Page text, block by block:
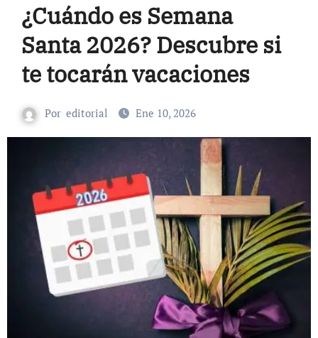
¿Cuándo es Semana
Santa 2026? Descubre si
te tocarán vacaciones
Por editorial Ene 10, 2026